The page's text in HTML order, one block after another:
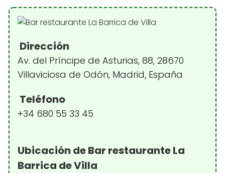
Dirección
Av. del Príncipe de Asturias, 88, 28670
Villaviciosa de Odón, Madrid, España
Teléfono
+34 680 55 33 45
Ubicación de Bar restaurante La
Barrica de Villa